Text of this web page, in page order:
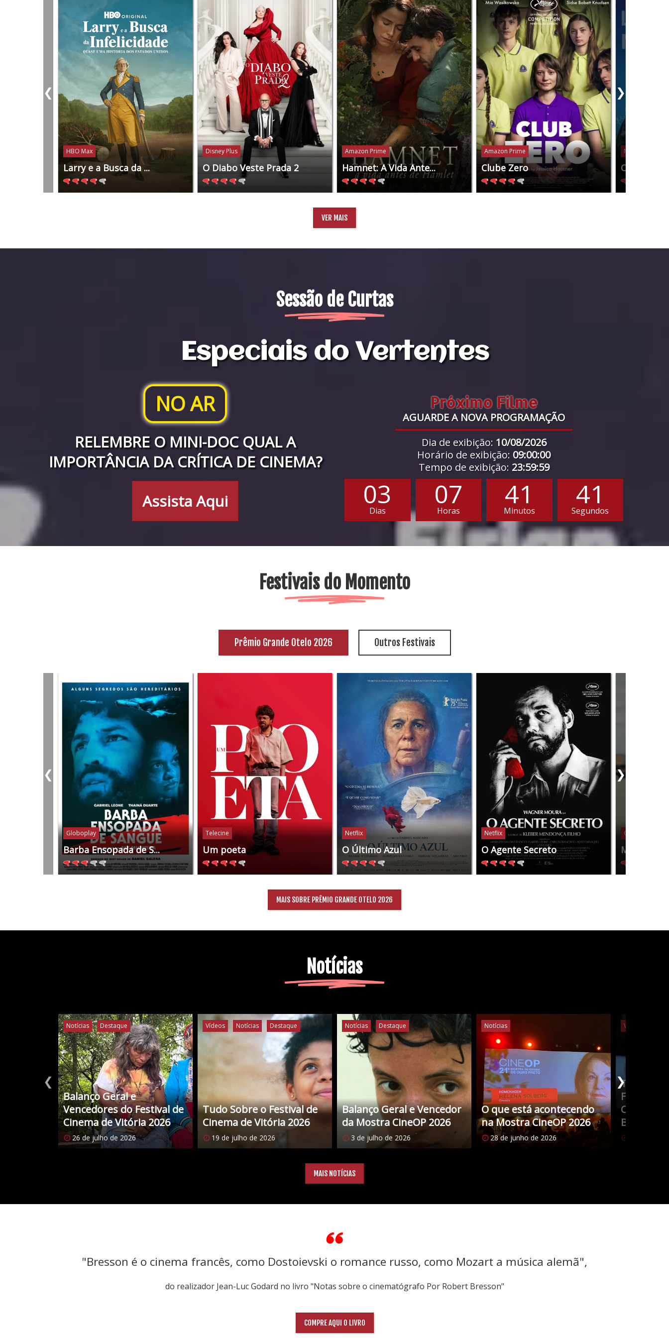
HBO Max
Larry e a Busca da ...
Disney Plus
O Diabo Veste Prada 2
Amazon Prime
Hamnet: A Vida Ante...
Amazon Prime
Clube Zero
Mubi
Os Anos
❮ ❯
VER MAIS
Sessão de Curtas
Especiais do Vertentes
NO AR
RELEMBRE O MINI-DOC QUAL A
IMPORTÂNCIA DA CRÍTICA DE CINEMA?
Assista Aqui
Próximo Filme
AGUARDE A NOVA PROGRAMAÇÃO
Dia de exibição: 10/08/2026
Horário de exibição: 09:00:00
Tempo de exibição: 23:59:59
03
Dias 07
Horas 41
Minutos 39
Segundos
Festivais do Momento
Prêmio Grande Otelo 2026 Outros Festivais
Globoplay
Barba Ensopada de S...
Telecine
Um poeta
Netflix
O Último Azul
Netflix
O Agente Secreto
Globoplay
Manas
❮ ❯
MAIS SOBRE PRÊMIO GRANDE OTELO 2026
Notícias
Notícias Destaque
Balanço Geral e
Vencedores do Festival de
Cinema de Vitória 2026
26 de julho de 2026
Vídeos Notícias Destaque
Tudo Sobre o Festival de
Cinema de Vitória 2026
19 de julho de 2026
Notícias Destaque
Balanço Geral e Vencedor
da Mostra CineOP 2026
3 de julho de 2026
Notícias
O que está acontecendo
na Mostra CineOP 2026
28 de junho de 2026
Vídeos
Tudo
Filmes
Cristina
Brasileiro
❮ ❯
MAIS NOTÍCIAS
"Bresson é o cinema francês, como Dostoievski o romance russo, como Mozart a música alemã",
do realizador Jean-Luc Godard no livro "Notas sobre o cinematógrafo Por Robert Bresson"
COMPRE AQUI O LIVRO